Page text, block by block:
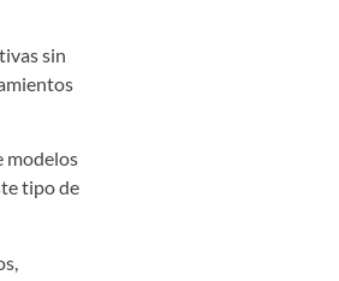
sin
modelos
tipo de